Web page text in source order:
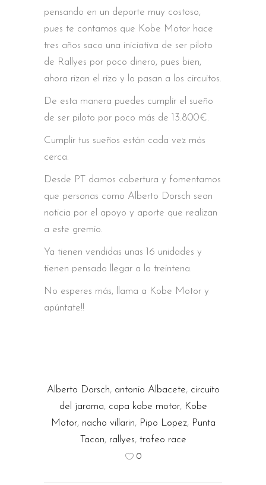
pensando en un deporte muy costoso,
pues te contamos que Kobe Motor hace
tres años saco una iniciativa de ser piloto
de Rallyes por poco dinero, pues bien,
ahora rizan el rizo y lo pasan a los circuitos.
De esta manera puedes cumplir el sueño
de ser piloto por poco más de 13.800€.
Cumplir tus sueños están cada vez más
cerca.
Desde PT damos cobertura y fomentamos
que personas como Alberto Dorsch sean
noticia por el apoyo y aporte que realizan
a este gremio.
Ya tienen vendidas unas 16 unidades y
tienen pensado llegar a la treintena.
No esperes más, llama a Kobe Motor y
apúntate!!
Alberto Dorsch, antonio Albacete, circuito
del jarama, copa kobe motor, Kobe
Motor, nacho villarin, Pipo Lopez, Punta
Tacon, rallyes, trofeo race
0